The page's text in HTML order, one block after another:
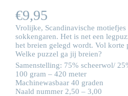
€9,95
Vrolijke, Scandinavische
sokkengaren. Het is net een
het breien gelegd wordt. Vol korte
Welke puzzel ga jij breien?
Samenstelling: 75% scheerwol/
100 gram – 420 meter
Machinewasbaar 40 graden
Naald nummer 2,50 – 3,00